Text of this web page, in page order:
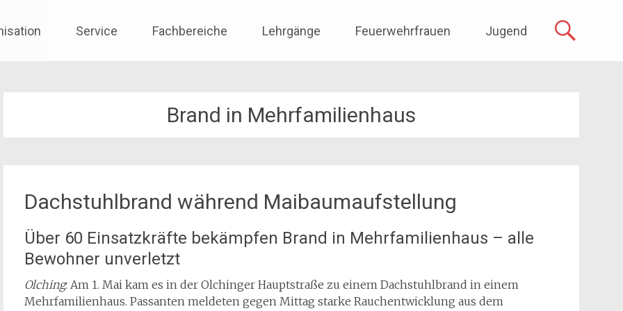
Service Fachbereiche Lehrgänge Feuerwehrfrauen Jugend
Brand in Mehrfamilienhaus
Dachstuhlbrand während Maibaumaufstellung
Über 60 Einsatzkräfte bekämpfen Brand in Mehrfamilienhaus – alle
Bewohner unverletzt
Olching: Am 1. Mai kam es in der Olchinger Hauptstraße zu einem Dachstuhlbrand in einem
Mehrfamilienhaus. Passanten meldeten gegen Mittag starke Rauchentwicklung aus dem